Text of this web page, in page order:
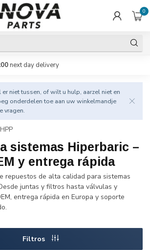
0
next day delivery
niet tussen, of wilt u hulp, aarzel niet en
onderdelen toe aan uw winkelmandje
vragen.
sistemas Hiperbaric –
y entrega rápida
repuestos de alta calidad para sistemas
juntas y filtros hasta válvulas y
entrega rápida en Europa y soporte
Filtros